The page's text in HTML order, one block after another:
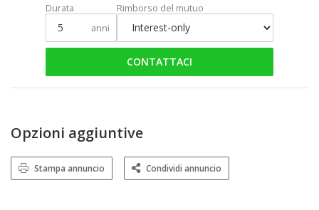
Durata
anni
Rimborso del mutuo
CONTATTACI
Opzioni aggiuntive
Stampa annuncio Condividi annuncio